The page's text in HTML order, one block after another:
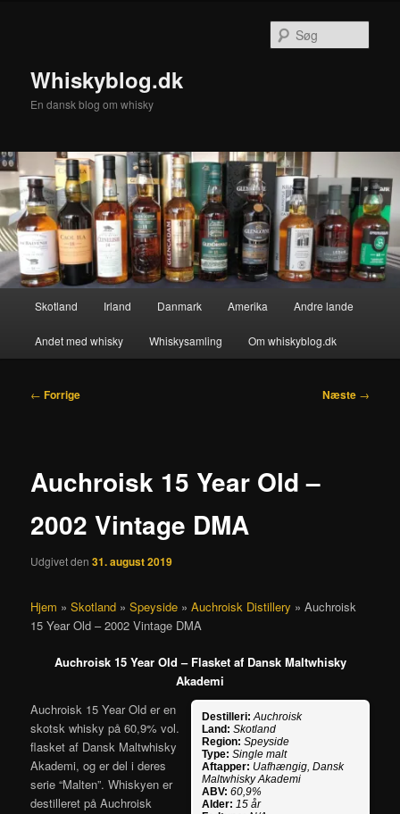
Whiskyblog.dk
En dansk blog om whisky
Skotland Irland Danmark Amerika Andre lande
Andet med whisky Whiskysamling Om whiskyblog.dk
Indlægsnavigation
← Forrige Næste →
Auchroisk 15 Year Old –
2002 Vintage DMA
Udgivet den31. august 2019
Hjem »Skotland »Speyside »Auchroisk Distillery »Auchroisk
15 Year Old – 2002 Vintage DMA
Auchroisk 15 Year Old – Flasket af Dansk Maltwhisky
Akademi
Destilleri: Auchroisk
Land: Skotland
Region: Speyside
Type: Single malt
Aftapper: Uafhængig, Dansk
Maltwhisky Akademi
ABV: 60,9%
Alder: 15 år
Auchroisk 15 Year Old er en
skotsk whisky på 60,9% vol.
flasket af Dansk Maltwhisky
Akademi, og er del i deres
serie “Malten”. Whiskyen er
destilleret på Auchroisk